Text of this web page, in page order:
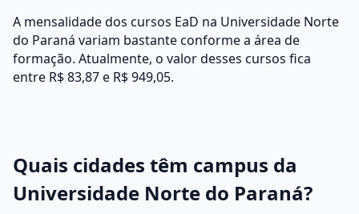
A mensalidade dos cursos EaD na Universidade Norte
do Paraná variam bastante conforme a área de
formação. Atualmente, o valor desses cursos fica
entre R$ 83,87 e R$ 949,05.
Quais cidades têm campus da
Universidade Norte do Paraná?